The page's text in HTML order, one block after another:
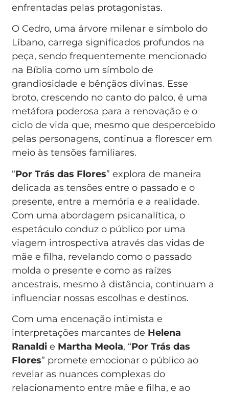
enfrentadas pelas protagonistas.
O Cedro, uma árvore milenar e símbolo do
Líbano, carrega significados profundos na
peça, sendo frequentemente mencionado
na Bíblia como um símbolo de
grandiosidade e bênçãos divinas. Esse
broto, crescendo no canto do palco, é uma
metáfora poderosa para a renovação e o
ciclo de vida que, mesmo que despercebido
pelas personagens, continua a florescer em
meio às tensões familiares.
“Por Trás das Flores” explora de maneira
delicada as tensões entre o passado e o
presente, entre a memória e a realidade.
Com uma abordagem psicanalítica, o
espetáculo conduz o público por uma
viagem introspectiva através das vidas de
mãe e filha, revelando como o passado
molda o presente e como as raízes
ancestrais, mesmo à distância, continuam a
influenciar nossas escolhas e destinos.
Com uma encenação intimista e
interpretações marcantes de Helena
Ranaldi e Martha Meola, “Por Trás das
Flores” promete emocionar o público ao
revelar as nuances complexas do
relacionamento entre mãe e filha, e ao